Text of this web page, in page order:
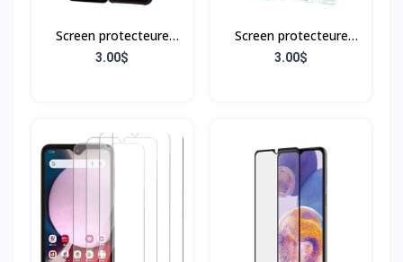
Screen protecteure
Samsung A24 4G
3.00$
Screen protecteure
Samsung A20
3.00$